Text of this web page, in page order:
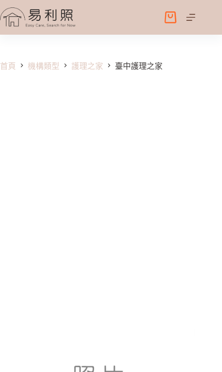
至
容
購
物
首頁 機構類型 護理之家 臺中護理之家